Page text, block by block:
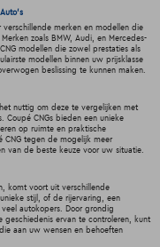
merken en modellen die
zoals BMW, Audi, en Mercedes-
modellen die zowel prestaties als
modellen binnen uw prijsklasse
beslissing te kunnen maken.
nuttig om deze te vergelijken met
Coupé CNGs bieden een unieke
op ruimte en praktische
CNG tegen de mogelijk meer
van de beste keuze voor uw situatie.
komt voort uit verschillende
stijl, of de rijervaring, een
autokopers. Door grondig
ervan te controleren, kunt
aan uw wensen en behoeften